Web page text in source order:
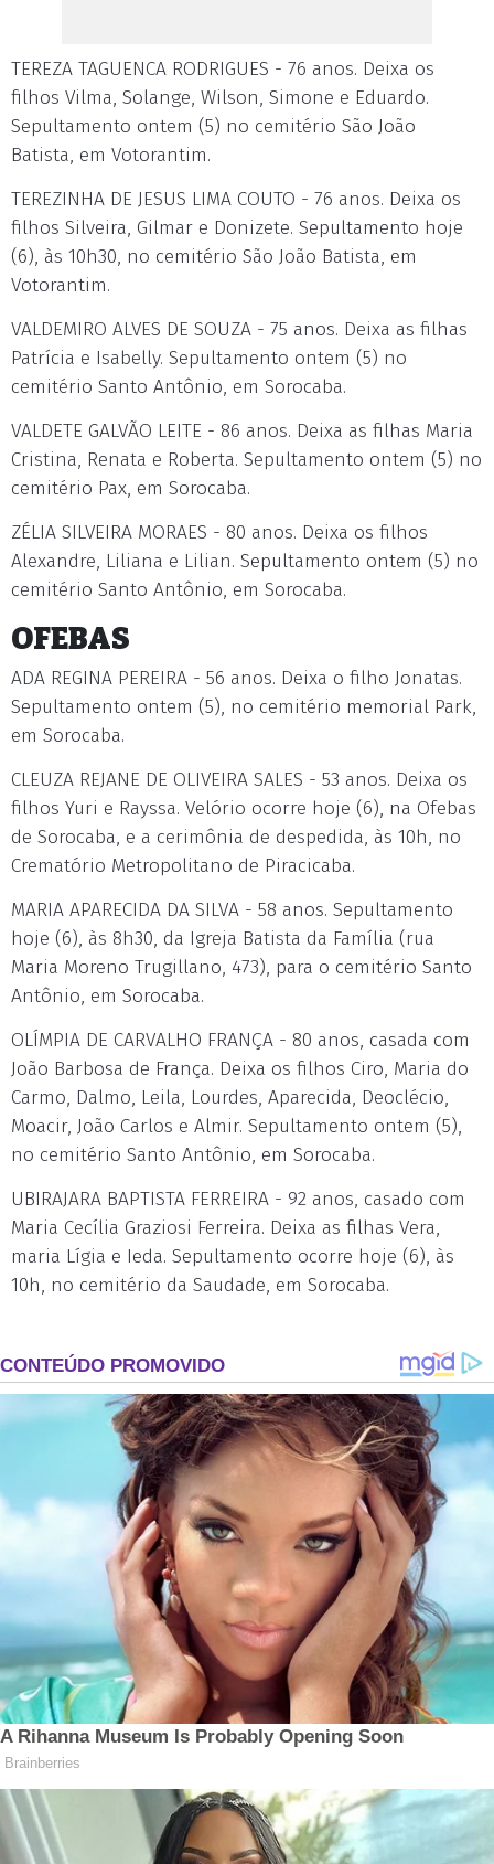
TEREZA TAGUENCA RODRIGUES - 76 anos. Deixa os
filhos Vilma, Solange, Wilson, Simone e Eduardo.
Sepultamento ontem (5) no cemitério São João
Batista, em Votorantim.
TEREZINHA DE JESUS LIMA COUTO - 76 anos. Deixa os
filhos Silveira, Gilmar e Donizete. Sepultamento hoje
(6), às 10h30, no cemitério São João Batista, em
Votorantim.
VALDEMIRO ALVES DE SOUZA - 75 anos. Deixa as filhas
Patrícia e Isabelly. Sepultamento ontem (5) no
cemitério Santo Antônio, em Sorocaba.
VALDETE GALVÃO LEITE - 86 anos. Deixa as filhas Maria
Cristina, Renata e Roberta. Sepultamento ontem (5) no
cemitério Pax, em Sorocaba.
ZÉLIA SILVEIRA MORAES - 80 anos. Deixa os filhos
Alexandre, Liliana e Lilian. Sepultamento ontem (5) no
cemitério Santo Antônio, em Sorocaba.
OFEBAS
ADA REGINA PEREIRA - 56 anos. Deixa o filho Jonatas.
Sepultamento ontem (5), no cemitério memorial Park,
em Sorocaba.
CLEUZA REJANE DE OLIVEIRA SALES - 53 anos. Deixa os
filhos Yuri e Rayssa. Velório ocorre hoje (6), na Ofebas
de Sorocaba, e a cerimônia de despedida, às 10h, no
Crematório Metropolitano de Piracicaba.
MARIA APARECIDA DA SILVA - 58 anos. Sepultamento
hoje (6), às 8h30, da Igreja Batista da Família (rua
Maria Moreno Trugillano, 473), para o cemitério Santo
Antônio, em Sorocaba.
OLÍMPIA DE CARVALHO FRANÇA - 80 anos, casada com
João Barbosa de França. Deixa os filhos Ciro, Maria do
Carmo, Dalmo, Leila, Lourdes, Aparecida, Deoclécio,
Moacir, João Carlos e Almir. Sepultamento ontem (5),
no cemitério Santo Antônio, em Sorocaba.
UBIRAJARA BAPTISTA FERREIRA - 92 anos, casado com
Maria Cecília Graziosi Ferreira. Deixa as filhas Vera,
maria Lígia e Ieda. Sepultamento ocorre hoje (6), às
10h, no cemitério da Saudade, em Sorocaba.